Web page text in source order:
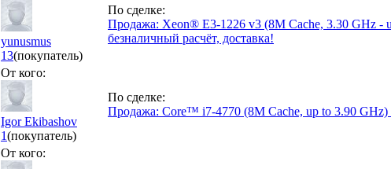
yunusmus
13(покупатель)
По сделке:
Продажа: Xeon® E3-1226 v3 (8M Cache, 3.30 GHz -
безналичный расчёт, доставка!
От кого:
Igor Ekibashov
1(покупатель)
По сделке:
Продажа: Core™ i7-4770 (8M Cache, up to 3.90 GHz)
От кого: